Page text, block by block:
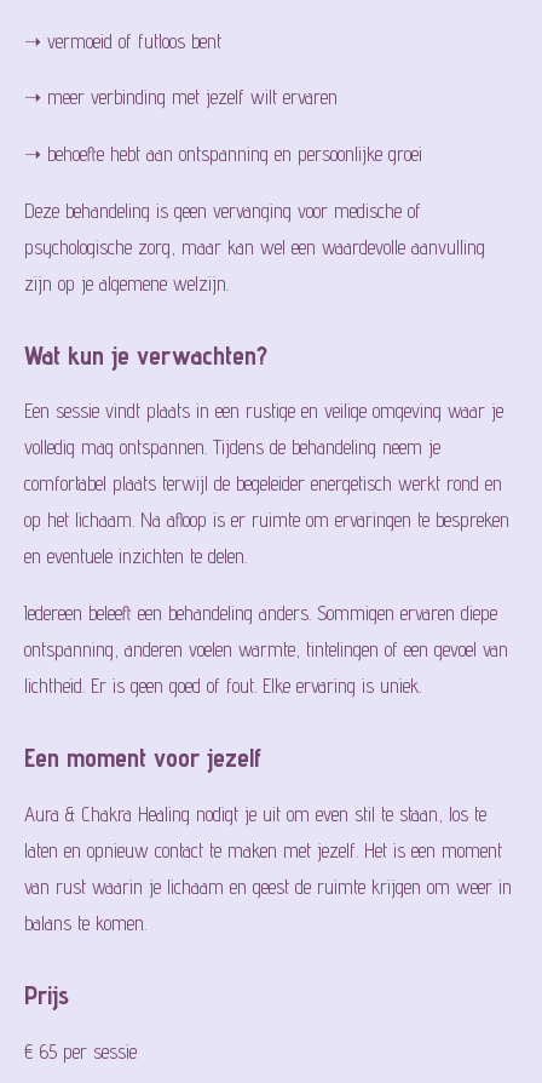
➝ vermoeid of futloos bent
➝ meer verbinding met jezelf wilt ervaren
➝ behoefte hebt aan ontspanning en persoonlijke groei
Deze behandeling is geen vervanging voor medische of
psychologische zorg, maar kan wel een waardevolle aanvulling
zijn op je algemene welzijn.
Wat kun je verwachten?
Een sessie vindt plaats in een rustige en veilige omgeving waar je
volledig mag ontspannen. Tijdens de behandeling neem je
comfortabel plaats terwijl de begeleider energetisch werkt rond en
op het lichaam. Na afloop is er ruimte om ervaringen te bespreken
en eventuele inzichten te delen.
Iedereen beleeft een behandeling anders. Sommigen ervaren diepe
ontspanning, anderen voelen warmte, tintelingen of een gevoel van
lichtheid. Er is geen goed of fout. Elke ervaring is uniek.
Een moment voor jezelf
Aura & Chakra Healing nodigt je uit om even stil te staan, los te
laten en opnieuw contact te maken met jezelf. Het is een moment
van rust waarin je lichaam en geest de ruimte krijgen om weer in
balans te komen.
Prijs
€ 65 per sessie